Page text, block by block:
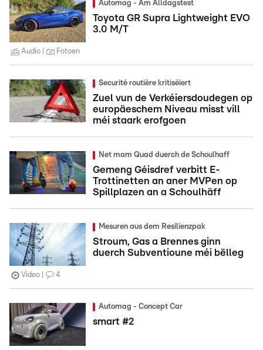
Automag - Am Alldagstest
Toyota GR Supra Lightweight EVO
3.0 M/T
Audio Fotoen
Securité routière kritiséiert
Zuel vun de Verkéiersdoudegen op
europäeschem Niveau misst vill
méi staark erofgoen
Net mam Quad duerch de Schoulhaff
Gemeng Géisdref verbitt E-
Trottinetten an aner MVPen op
Spillplazen an a Schoulhäff
Mesuren aus dem Resilienzpak
Stroum, Gas a Brennes ginn
duerch Subventioune méi bëlleg
Video 4
Automag - Concept Car
smart #2